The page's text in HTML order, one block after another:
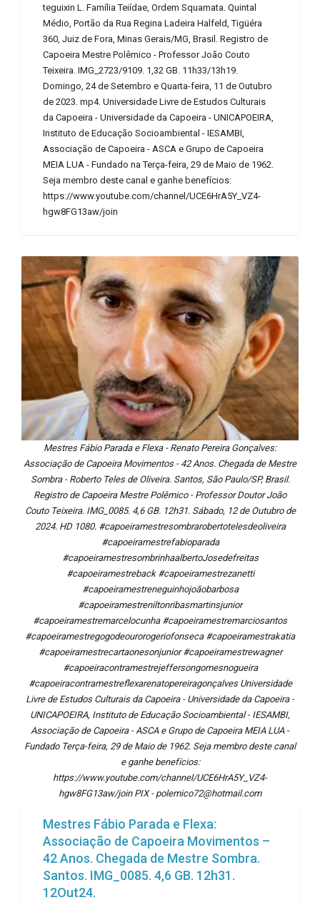
teguixin L. Família Teiídae, Ordem Squamata. Quintal
Médio, Portão da Rua Regina Ladeira Halfeld, Tigüéra
360, Juiz de Fora, Minas Gerais/MG, Brasil. Registro de
Capoeira Mestre Polêmico - Professor João Couto
Teixeira. IMG_2723/9109. 1,32 GB. 11h33/13h19.
Domingo, 24 de Setembro e Quarta-feira, 11 de Outubro
de 2023. mp4. Universidade Livre de Estudos Culturais
da Capoeira - Universidade da Capoeira - UNICAPOEIRA,
Instituto de Educação Socioambiental - IESAMBI,
Associação de Capoeira - ASCA e Grupo de Capoeira
MEIA LUA - Fundado na Terça-feira, 29 de Maio de 1962.
Seja membro deste canal e ganhe benefícios:
https://www.youtube.com/channel/UCE6HrA5Y_VZ4-
hgw8FG13aw/join
Mestres Fábio Parada e Flexa - Renato Pereira Gonçalves:
Associação de Capoeira Movimentos - 42 Anos. Chegada de Mestre
Sombra - Roberto Teles de Oliveira. Santos, São Paulo/SP, Brasil.
Registro de Capoeira Mestre Polêmico - Professor Doutor João
Couto Teixeira. IMG_0085. 4,6 GB. 12h31. Sábado, 12 de Outubro de
2024. HD 1080. #capoeiramestresombrarobertotelesdeoliveira
#capoeiramestrefabioparada
#capoeiramestresombrinhaalbertoJosedefreitas
#capoeiramestreback #capoeiramestrezanetti
#capoeiramestreneguinhojoãobarbosa
#capoeiramestreniltonribasmartinsjunior
#capoeiramestremarcelocunha #capoeiramestremarciosantos
#capoeiramestregogodeourorogeriofonseca #capoeiramestrakatia
#capoeiramestrecartaonesonjunior #capoeiramestrewagner
#capoeiracontramestrejeffersongomesnogueira
#capoeiracontramestreflexarenatopereiragonçalves Universidade
Livre de Estudos Culturais da Capoeira - Universidade da Capoeira -
UNICAPOEIRA, Instituto de Educação Socioambiental - IESAMBI,
Associação de Capoeira - ASCA e Grupo de Capoeira MEIA LUA -
Fundado Terça-feira, 29 de Maio de 1962. Seja membro deste canal
e ganhe benefícios:
https://www.youtube.com/channel/UCE6HrA5Y_VZ4-
hgw8FG13aw/join PIX - polemico72@hotmail.com
Mestres Fábio Parada e Flexa:
Associação de Capoeira Movimentos –
42 Anos. Chegada de Mestre Sombra.
Santos. IMG_0085. 4,6 GB. 12h31.
12Out24.